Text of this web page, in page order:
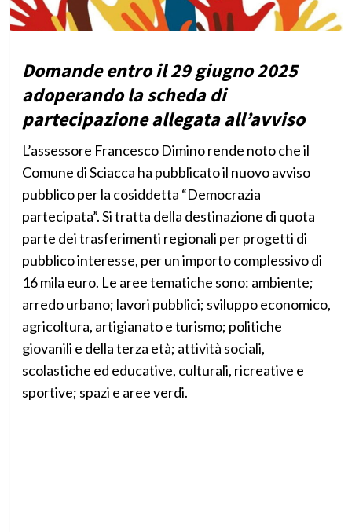
Domande entro il 29 giugno 2025
adoperando la scheda di
partecipazione allegata all’avviso
L’assessore Francesco Dimino rende noto che il
Comune di Sciacca ha pubblicato il nuovo avviso
pubblico per la cosiddetta “Democrazia
partecipata”. Si tratta della destinazione di quota
parte dei trasferimenti regionali per progetti di
pubblico interesse, per un importo complessivo di
16 mila euro. Le aree tematiche sono: ambiente;
arredo urbano; lavori pubblici; sviluppo economico,
agricoltura, artigianato e turismo; politiche
giovanili e della terza età; attività sociali,
scolastiche ed educative, culturali, ricreative e
sportive; spazi e aree verdi.